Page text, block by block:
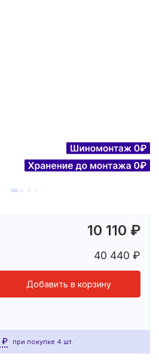
10 110 ₽
40 440 ₽
Добавить в корзину
₽ при покупке 4 шт.